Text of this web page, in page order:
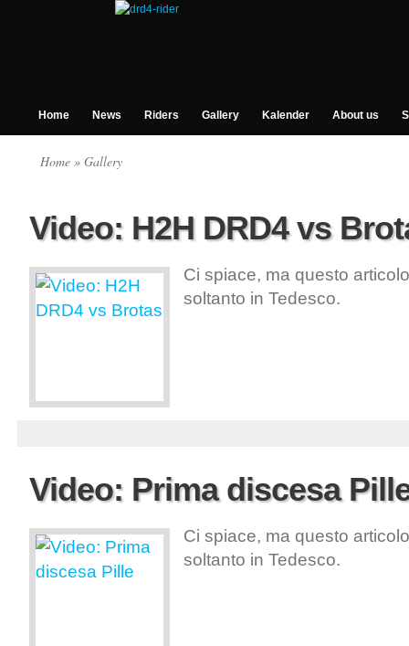
Home News Riders Gallery Kalender About us
Home » Gallery
Video: H2H DRD4 vs
Ci spiace, ma questo
soltanto in Tedesco.
Video: Prima discesa
Ci spiace, ma questo
soltanto in Tedesco.